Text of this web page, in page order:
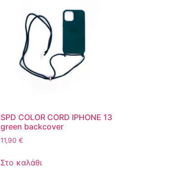
SPD COLOR CORD IPHONE 13
green backcover
11,90€
Στο καλάθι